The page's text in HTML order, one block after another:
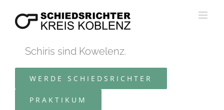
Inhalt
Schiris sind Kowelenz.
WERDE SCHIEDSRICHTER
PRAKTIKUM